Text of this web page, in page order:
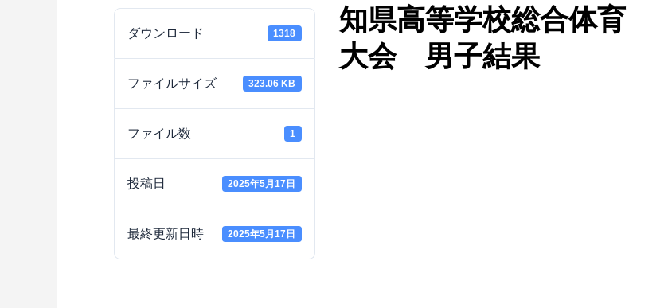
ダウンロード 1318
ファイルサイズ 323.06 KB
ファイル数 1
投稿日 2025年5月17日
最終更新日時 2025年5月17日
知県高等学校総合体育
大会 男子結果